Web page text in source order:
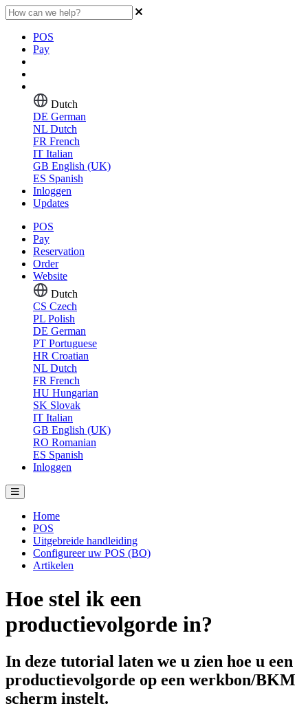
POS
Pay
Dutch
DE German
NL Dutch
FR French
IT Italian
GB English (UK)
ES Spanish
Inloggen
Updates
POS
Pay
Reservation
Order
Website
Dutch
CS Czech
PL Polish
DE German
PT Portuguese
HR Croatian
NL Dutch
FR French
HU Hungarian
SK Slovak
IT Italian
GB English (UK)
RO Romanian
ES Spanish
Inloggen
Home
POS
Uitgebreide handleiding
Configureer uw POS (BO)
Artikelen
Hoe stel ik een
productievolgorde in?
In deze tutorial laten we u zien hoe u een
productievolgorde op een werkbon/BKM
scherm instelt.